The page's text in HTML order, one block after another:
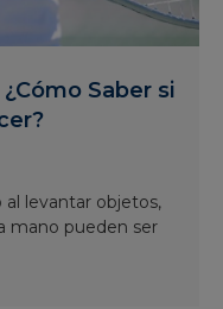
Saber si
al levantar objetos,
mano pueden ser